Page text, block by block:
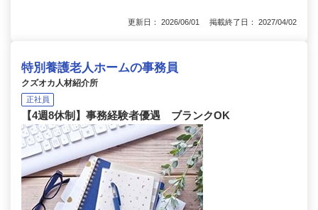
更新日： 2026/06/01 掲載終了日： 2027/04/02
特別養護老人ホームの事務員
クズオカ人材紹介所
正社員
【4週8休制】事務経験者優遇 ブランクOK